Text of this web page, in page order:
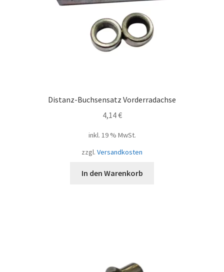
Distanz-Buchsensatz Vorderradachse
4,14€
inkl. 19 % MwSt.
zzgl. Versandkosten
In den Warenkorb